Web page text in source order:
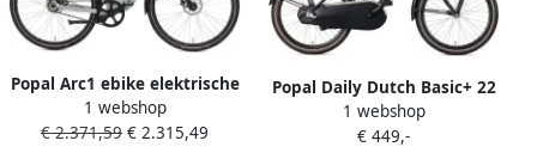
Popal Arc1 ebike elektrische
damesfiets 28 inch 504Wh
accu Gentle Green
1 webshop
€ 2.371,59 € 2.315,49
Popal Daily Dutch Basic+ 22
Inch 35 cm Meisjes 3V
Terugtraprem Matzwart
1 webshop
€ 449,-